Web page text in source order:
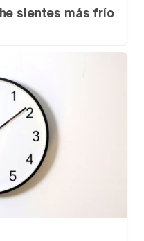
sientes más frío